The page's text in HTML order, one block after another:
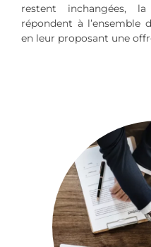
restent inchangées,
répondent à l’ensemble
en leur proposant une